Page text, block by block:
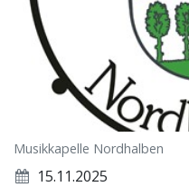
Musikkapelle Nordhalben
15.11.2025